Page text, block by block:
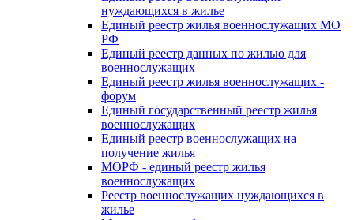
нуждающихся в жилье
Единый реестр жилья военнослужащих МО
РФ
Единый реестр данных по жилью для
военнослужащих
Единый реестр жилья военнослужащих -
форум
Единый государственный реестр жилья
военнослужащих
Единый реестр военнослужащих на
получение жилья
МОРФ - единый реестр жилья
военнослужащих
Реестр военнослужащих нуждающихся в
жилье